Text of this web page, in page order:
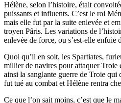
Hélène, selon l’histoire, était
puissants et influents. C’est le roi
mais elle fut par la suite enlevée et
troyen Pâris. Les variations de
enlevée de force, ou s’est-elle enfuie
Quoi qu’il en soit, les Spartiates,
millier de navires pour attaquer Troie
ainsi la sanglante guerre de Troie qui
fut tué au combat et Hélène rentra
Ce que l’on sait moins, c’est que le